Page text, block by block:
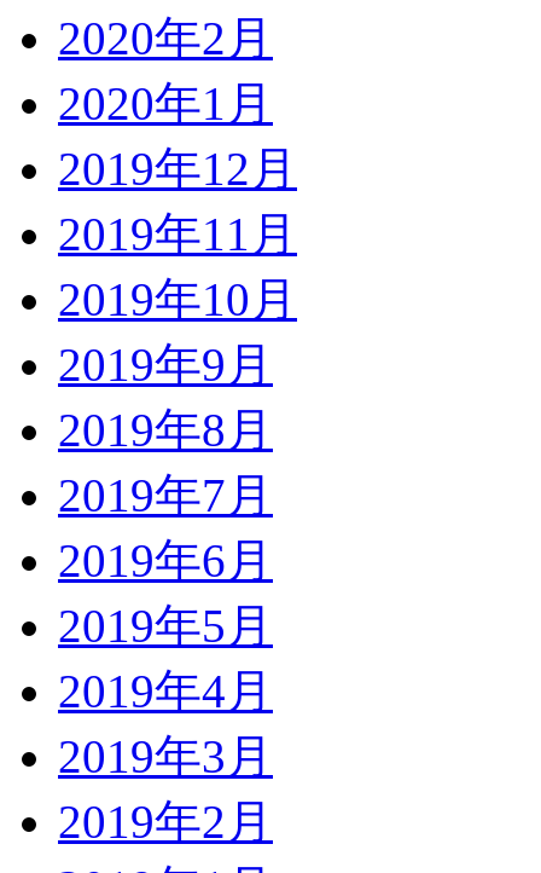
2020年2月
2020年1月
2019年12月
2019年11月
2019年10月
2019年9月
2019年8月
2019年7月
2019年6月
2019年5月
2019年4月
2019年3月
2019年2月